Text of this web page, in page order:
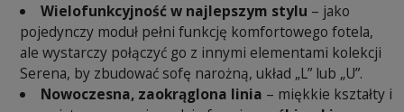
Wielofunkcyjność w najlepszym stylu – jako
pojedynczy moduł pełni funkcję komfortowego fotela,
ale wystarczy połączyć go z innymi elementami kolekcji
Serena, by zbudować sofę narożną, układ „L” lub „U”.
Nowoczesna, zaokrąglona linia – miękkie kształty i